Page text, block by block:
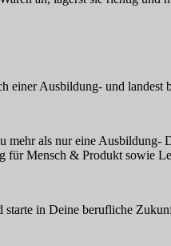
einer Ausbildung- und landest
als nur eine Ausbildung-
für Mensch & Produkt sowie
starte in Deine berufliche